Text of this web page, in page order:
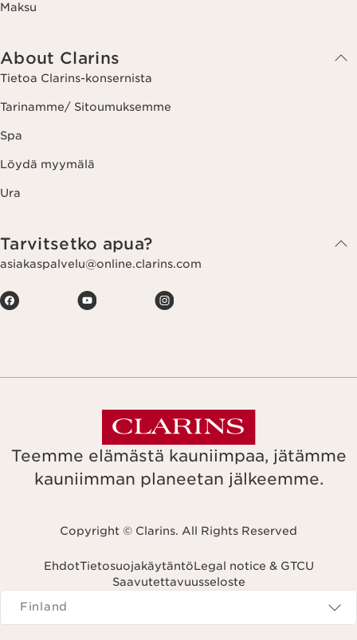
Maksu
About Clarins
Tietoa Clarins-konsernista
Tarinamme/ Sitoumuksemme
Spa
Löydä myymälä
Ura
Tarvitsetko apua?
asiakaspalvelu@online.clarins.com
Teemme elämästä kauniimpaa, jätämme
kauniimman planeetan jälkeemme.
Copyright © Clarins. All Rights Reserved
EhdotTietosuojakäytäntöLegal notice & GTCU
Saavutettavuusseloste
Navigates to
Finland